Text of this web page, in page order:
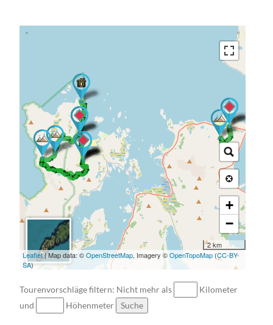
→ → → → → → → → →
→ → → → → → → → → → → →
→ → → → → → → → → → →
+
−
2 km
Leaflet| Map data: ©OpenStreetMap, Imagery ©OpenTopoMap (CC-BY-
SA)
Tourenvorschläge filtern: Nicht mehr als
Kilometer
und
Höhenmeter Suche